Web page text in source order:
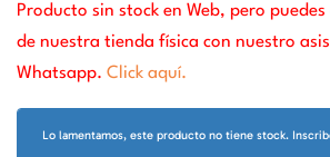
Producto sin stock en Web, pero
de nuestra tienda física con nuestro
Whatsapp. Click aquí.
Lo lamentamos, este producto no tiene stock.